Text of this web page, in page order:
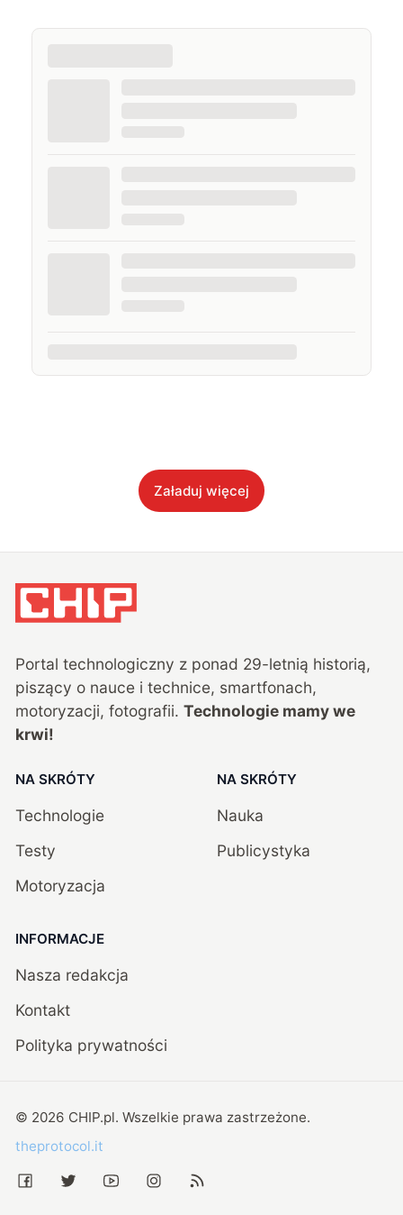
Załaduj więcej
Portal technologiczny z ponad 29-letnią historią,
piszący o nauce i technice, smartfonach,
motoryzacji, fotografii. Technologie mamy we
krwi!
NA SKRÓTY
Technologie
Testy
Motoryzacja
NA SKRÓTY
Nauka
Publicystyka
INFORMACJE
Nasza redakcja
Kontakt
Polityka prywatności
© 2026 CHIP.pl. Wszelkie prawa zastrzeżone.
theprotocol.it